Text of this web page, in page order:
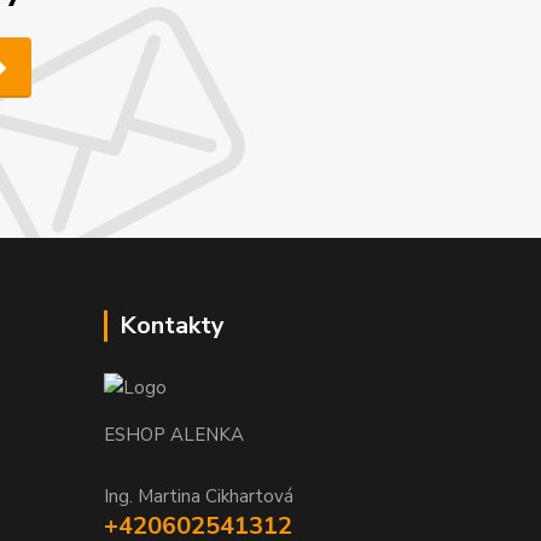
Kontakty
ESHOP ALENKA
Ing. Martina Cikhartová
+420602541312